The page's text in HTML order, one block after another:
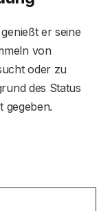
er seine
von
oder zu
des Status
gegeben.